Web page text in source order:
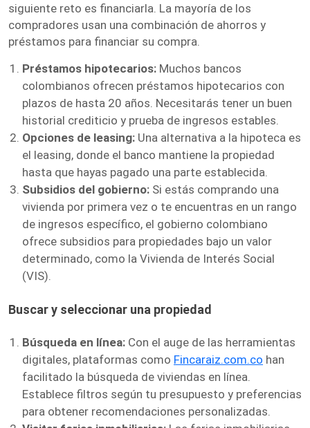
siguiente reto es financiarla. La mayoría de los
compradores usan una combinación de ahorros y
préstamos para financiar su compra.
Préstamos hipotecarios: Muchos bancos
colombianos ofrecen préstamos hipotecarios con
plazos de hasta 20 años. Necesitarás tener un buen
historial crediticio y prueba de ingresos estables.
Opciones de leasing: Una alternativa a la hipoteca es
el leasing, donde el banco mantiene la propiedad
hasta que hayas pagado una parte establecida.
Subsidios del gobierno: Si estás comprando una
vivienda por primera vez o te encuentras en un rango
de ingresos específico, el gobierno colombiano
ofrece subsidios para propiedades bajo un valor
determinado, como la Vivienda de Interés Social
(VIS).
Buscar y seleccionar una propiedad
Búsqueda en línea: Con el auge de las herramientas
digitales, plataformas como Fincaraiz.com.co han
facilitado la búsqueda de viviendas en línea.
Establece filtros según tu presupuesto y preferencias
para obtener recomendaciones personalizadas.